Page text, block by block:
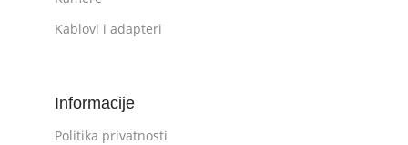
Kablovi i adapteri
Informacije
Politika privatnosti